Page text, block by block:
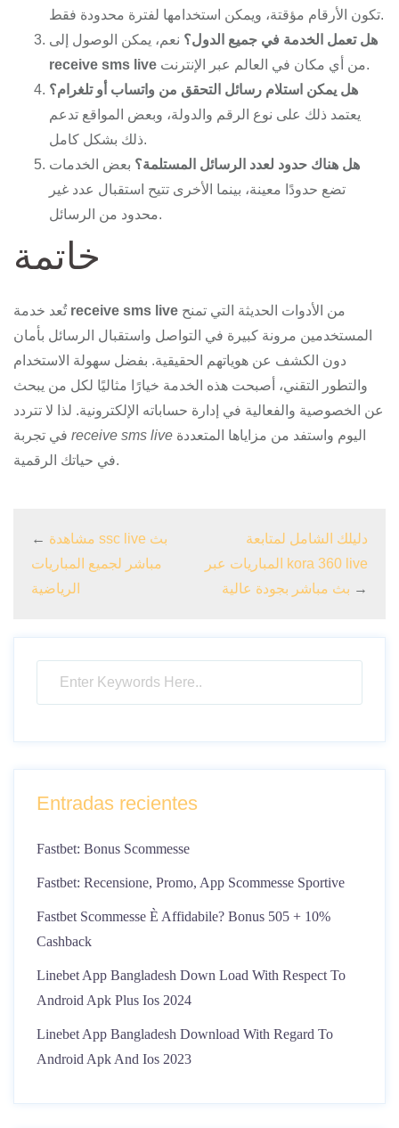
تكون الأرقام مؤقتة، ويمكن استخدامها لفترة محدودة فقط.
هل تعمل الخدمة في جميع الدول؟ نعم، يمكن الوصول إلى
receive sms live
من أي مكان في العالم عبر الإنترنت.
هل يمكن استلام رسائل التحقق من واتساب أو تلغرام؟
يعتمد ذلك على نوع الرقم والدولة، وبعض المواقع تدعم
ذلك بشكل كامل.
هل هناك حدود لعدد الرسائل المستلمة؟ بعض الخدمات
تضع حدودًا معينة، بينما الأخرى تتيح استقبال عدد غير
محدود من الرسائل.
خاتمة
تُعد خدمة receive sms live
المستخدمين مرونة كبيرة في التواصل واستقبال الرسائل بأمان
دون الكشف عن هوياتهم الحقيقية. بفضل سهولة الاستخدام
والتطور التقني، أصبحت هذه الخدمة خيارًا مثاليًا لكل من يبحث
عن الخصوصية والفعالية في إدارة حساباته الإلكترونية. لذا لا تتردد
receive sms live
في حياتك الرقمية.
← مشاهدة ssc live بث
مباشر لجميع المباريات
الرياضية
دليلك الشامل لمتابعة
المباريات عبر kora 360 live
بث مباشر بجودة عالية →
Entradas recientes
Fastbet: Bonus Scommesse
Fastbet: Recensione, Promo, App Scommesse Sportive
Fastbet Scommesse È Affidabile? Bonus 505 + 10%
Cashback
Linebet App Bangladesh Down Load With Respect To
Android Apk Plus Ios 2024
Linebet App Bangladesh Download With Regard To
Android Apk And Ios 2023